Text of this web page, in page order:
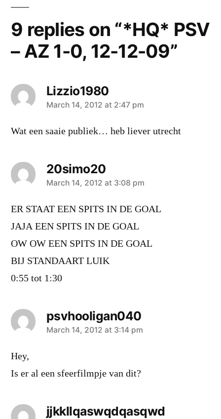
9 replies on “*HQ* PSV
– AZ 1-0, 12-12-09”
Lizzio1980
says:
March 14, 2012 at 2:47 pm
Wat een saaie publiek… heb liever utrecht
20simo20
says:
March 14, 2012 at 3:08 pm
ER STAAT EEN SPITS IN DE GOAL
JAJA EEN SPITS IN DE GOAL
OW OW EEN SPITS IN DE GOAL
BIJ STANDAART LUIK
0:55 tot 1:30
psvhooligan040
says:
March 14, 2012 at 3:14 pm
Hey,
Is er al een sfeerfilmpje van dit?
jjkkllqaswqdqasqwd